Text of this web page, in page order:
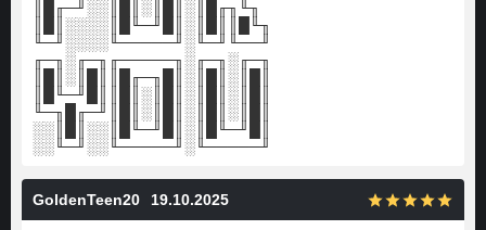
║█╓─╜░░║█║░║█║░║█╓╖╙╖
║█║░░░░║█╙─╜█║░║█║║█╙╖
╙─╜░░░░╙─────╜░╙─╜╙──╜
╓─╖░╓─╖╓─────╖░╓─╖░╓─╖
║█║░║█║║█╓─╖█║░║█║░║█║
║█╙─╜█║║█║░║█║░║█║░║█║
╙─╖█╓─╜║█║░║█║░║█║░║█║
░░║█║░░║█╙─╜█║░║█╙─╜█║
░░╙─╜░░╙─────╜░╙─────╜
GoldenTeen20 19.10.2025